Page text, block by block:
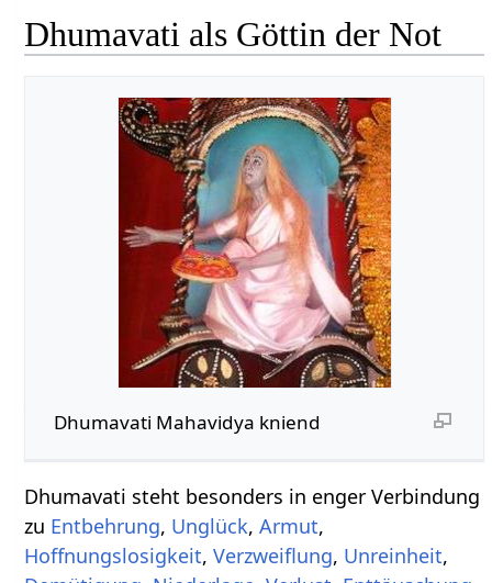
Dhumavati als Göttin der Not
Dhumavati Mahavidya kniend
Dhumavati steht besonders in enger Verbindung
zu Entbehrung, Unglück,Armut,
Hoffnungslosigkeit,Verzweiflung, Unreinheit,